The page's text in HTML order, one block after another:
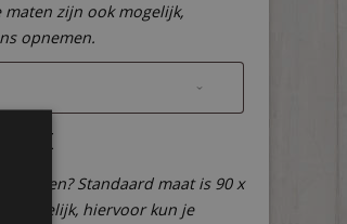
maten zijn ook mogelijk,
opnemen.
Standaard maat is 90 x
mogelijk, hiervoor kun je